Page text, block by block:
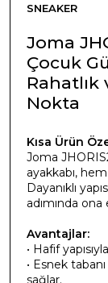
SNEAKER
Joma
Çocuk
Rahatlık
Nokta
Kısa Ürün
Joma
ayakkabı,
Dayanıklı
adımında ona
Avantajlar:
• Hafif
• Esnek
sağlar.